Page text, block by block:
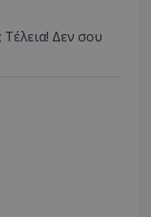
Δεν σου